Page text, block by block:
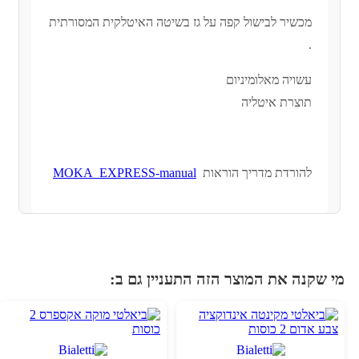
שקנה את המוצר הזה התעניין גם ב:
מכשיר לבישול קפה על גז בשיטה האיטלקית המסורתית
עשויה מאלומיניום
תוצרת איטליה
להורדת מדריך הוראותMOKA_EXPRESS-manual